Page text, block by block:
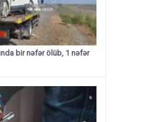
bir nəfər ölüb, 1 nəfər